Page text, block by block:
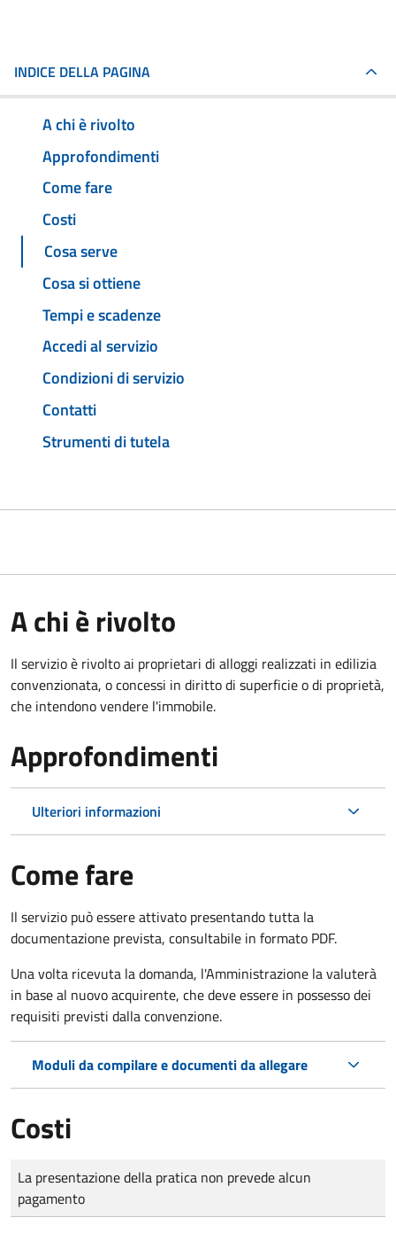
INDICE DELLA PAGINA
A chi è rivolto
Approfondimenti
Come fare
Costi
Cosa serve
Cosa si ottiene
Tempi e scadenze
Accedi al servizio
Condizioni di servizio
Contatti
Strumenti di tutela
A chi è rivolto
Il servizio è rivolto ai proprietari di alloggi realizzati in edilizia
convenzionata, o concessi in diritto di superficie o di proprietà,
che intendono vendere l'immobile.
Approfondimenti
Ulteriori informazioni
Come fare
Il servizio può essere attivato presentando tutta la
documentazione prevista, consultabile in formato PDF.
Una volta ricevuta la domanda, l'Amministrazione la valuterà
in base al nuovo acquirente, che deve essere in possesso dei
requisiti previsti dalla convenzione.
Moduli da compilare e documenti da allegare
Costi
Tipo di pagamento
Importo
La presentazione della pratica non prevede alcun
pagamento